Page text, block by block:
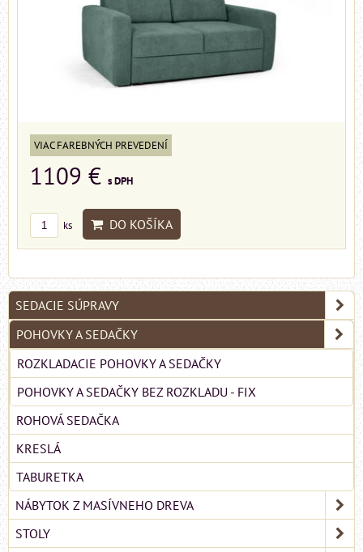
VIAC FAREBNÝCH PREVEDENÍ
1109 € s DPH
ks DO KOŠÍKA
SEDACIE SÚPRAVY
POHOVKY A SEDAČKY
ROZKLADACIE POHOVKY A SEDAČKY
POHOVKY A SEDAČKY BEZ ROZKLADU - FIX
ROHOVÁ SEDAČKA
KRESLÁ
TABURETKA
NÁBYTOK Z MASÍVNEHO DREVA
STOLY